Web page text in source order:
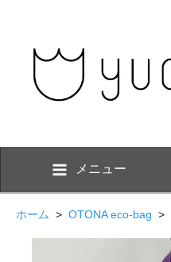
メニュー
ホーム > OTONA eco-bag >